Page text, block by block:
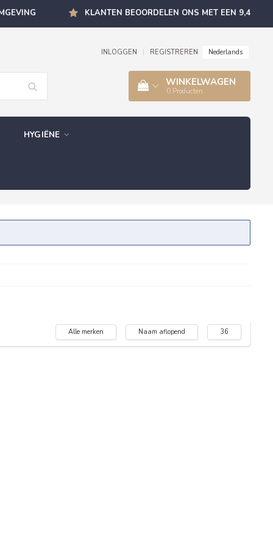
KLANTEN BEOORDELEN ONS MET EEN 9,4
INLOGGEN REGISTREREN Nederlands
WINKELWAGEN
0 Producten
HYGIËNE
Alle merken Naam aflopend 36